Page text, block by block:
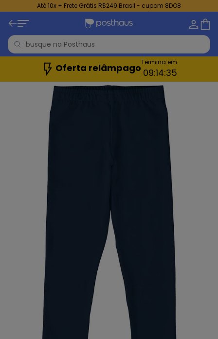
Até 10x + Frete Grátis R$249 Brasil - cupom 8DO8
Oferta relâmpagoTermina em:
09:14:34